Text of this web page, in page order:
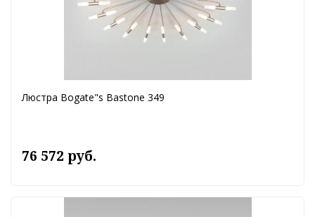
Люстра Bogate"s Bastone 349
76 572 руб.